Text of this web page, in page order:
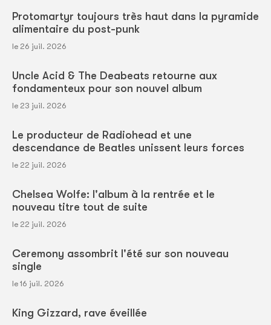
Protomartyr toujours très haut dans la pyramide
alimentaire du post-punk
le 26 juil. 2026
Uncle Acid & The Deabeats retourne aux
fondamenteux pour son nouvel album
le 23 juil. 2026
Le producteur de Radiohead et une
descendance de Beatles unissent leurs forces
le 22 juil. 2026
Chelsea Wolfe: l'album à la rentrée et le
nouveau titre tout de suite
le 22 juil. 2026
Ceremony assombrit l'été sur son nouveau
single
le 16 juil. 2026
King Gizzard, rave éveillée